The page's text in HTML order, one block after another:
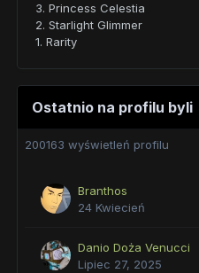
3. Princess Celestia
2. Starlight Glimmer
1. Rarity
Ostatnio na profilu byli
200163 wyświetleń profilu
Branthos
24 Kwiecień
Danio Doża Venucci
Lipiec 27, 2025